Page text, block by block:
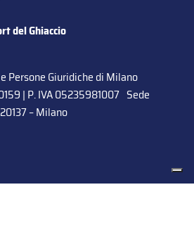
del Ghiaccio
Persone Giuridiche di Milano
| P. IVA 05235981007 Sede
– Milano